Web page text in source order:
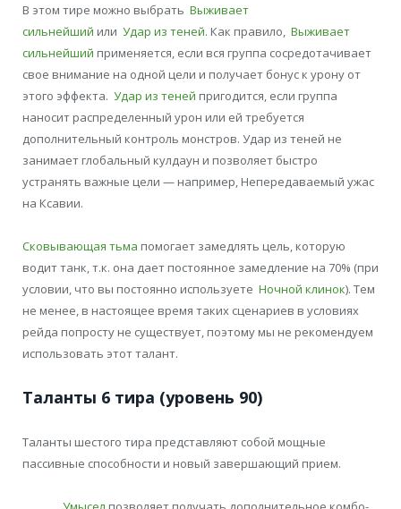
В этом тире можно выбрать Выживает
сильнейший или Удар из теней. Как правило, Выживает
сильнейший применяется, если вся группа сосредотачивает
свое внимание на одной цели и получает бонус к урону от
этого эффекта. Удар из теней пригодится, если группа
наносит распределенный урон или ей требуется
дополнительный контроль монстров. Удар из теней не
занимает глобальный кулдаун и позволяет быстро
устранять важные цели — например, Непередаваемый ужас
на Ксавии.
Сковывающая тьма помогает замедлять цель, которую
водит танк, т.к. она дает постоянное замедление на 70% (при
условии, что вы постоянно используете Ночной клинок). Тем
не менее, в настоящее время таких сценариев в условиях
рейда попросту не существует, поэтому мы не рекомендуем
использовать этот талант.
Таланты 6 тира (уровень 90)
Таланты шестого тира представляют собой мощные
пассивные способности и новый завершающий прием.